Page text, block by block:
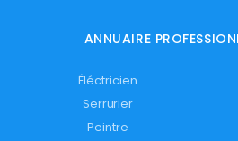
ANNUAIRE
Éléctricien
Serrurier
Peintre